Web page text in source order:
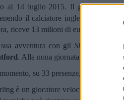
al 14 luglio 2015. Il giocatore
il calciatore inglese più
riceve 13 milioni di euro per una
avventura con gli Sky Blues
. Alla nona giornata, nella
su 33 presenze, è arrivato a
è un giocatore velocissimo,